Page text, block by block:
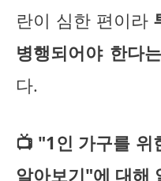
란이 심한 편이라
병행되어야 한다
다.
📺 "1인 가구를 위
알아보기"에 대해